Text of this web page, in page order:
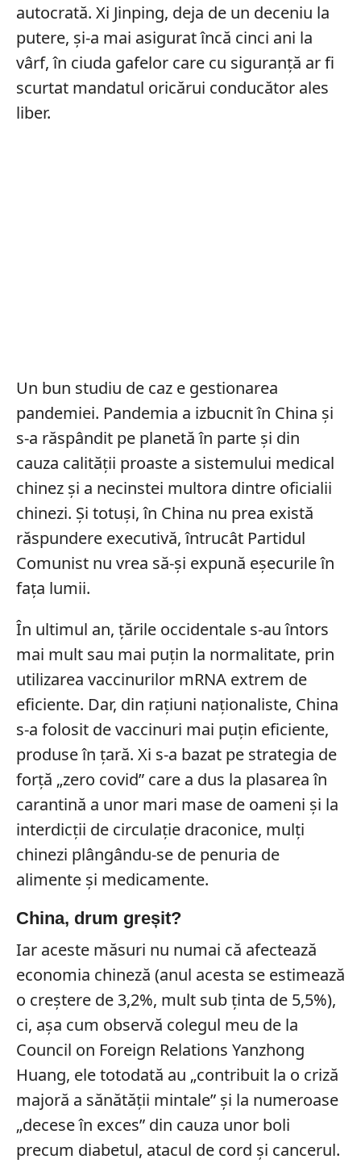
autocrată. Xi Jinping, deja de un deceniu la
putere, și-a mai asigurat încă cinci ani la
vârf, în ciuda gafelor care cu siguranță ar fi
scurtat mandatul oricărui conducător ales
liber.
Un bun studiu de caz e gestionarea
pandemiei. Pandemia a izbucnit în China și
s-a răspândit pe planetă în parte și din
cauza calității proaste a sistemului medical
chinez și a necinstei multora dintre oficialii
chinezi. Și totuși, în China nu prea există
răspundere executivă, întrucât Partidul
Comunist nu vrea să-și expună eșecurile în
fața lumii.
În ultimul an, țările occidentale s-au întors
mai mult sau mai puțin la normalitate, prin
utilizarea vaccinurilor mRNA extrem de
eficiente. Dar, din rațiuni naționaliste, China
s-a folosit de vaccinuri mai puțin eficiente,
produse în țară. Xi s-a bazat pe strategia de
forță „zero covid” care a dus la plasarea în
carantină a unor mari mase de oameni și la
interdicții de circulație draconice, mulți
chinezi plângându-se de penuria de
alimente și medicamente.
China, drum greșit?
Iar aceste măsuri nu numai că afectează
economia chineză (anul acesta se estimează
o creștere de 3,2%, mult sub ținta de 5,5%),
ci, așa cum observă colegul meu de la
Council on Foreign Relations Yanzhong
Huang, ele totodată au „contribuit la o criză
majoră a sănătății mintale” și la numeroase
„decese în exces” din cauza unor boli
precum diabetul, atacul de cord și cancerul.